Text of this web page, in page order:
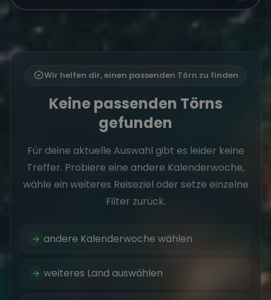
Wir helfen dir, einen passenden Törn zu finden
Keine passenden Törns
gefunden
Für deine aktuelle Auswahl gibt es leider keine
Treffer. Probiere eine andere Kalenderwoche,
wähle ein weiteres Reiseziel oder setze einzelne
Filter zurück.
andere Kalenderwoche wählen
weiteres Land auswählen